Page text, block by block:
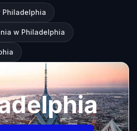
Philadelphia
w Philadelphia